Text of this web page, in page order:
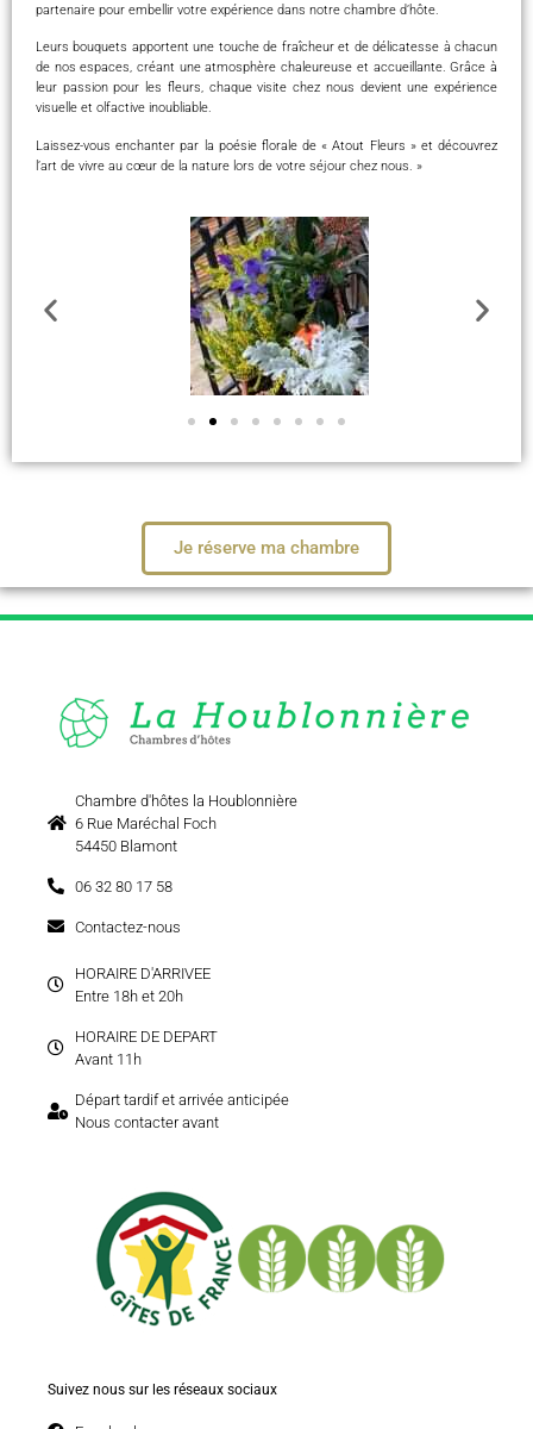
partenaire pour embellir votre expérience dans notre chambre d’hôte.
Leurs bouquets apportent une touche de fraîcheur et de délicatesse à chacun
de nos espaces, créant une atmosphère chaleureuse et accueillante. Grâce à
leur passion pour les fleurs, chaque visite chez nous devient une expérience
visuelle et olfactive inoubliable.
Laissez-vous enchanter par la poésie florale de « Atout Fleurs » et découvrez
l’art de vivre au cœur de la nature lors de votre séjour chez nous. »
Je réserve ma chambre
Chambre d'hôtes la Houblonnière
6 Rue Maréchal Foch
54450 Blamont
06 32 80 17 58
Contactez-nous
HORAIRE D'ARRIVEE
Entre 18h et 20h
HORAIRE DE DEPART
Avant 11h
Départ tardif et arrivée anticipée
Nous contacter avant
Suivez nous sur les réseaux sociaux